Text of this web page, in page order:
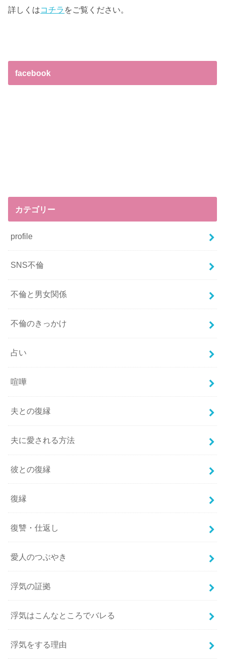
詳しくはコチラ をご覧ください。
facebook
カテゴリー
profile
SNS不倫
不倫と男女関係
不倫のきっかけ
占い
喧嘩
夫との復縁
夫に愛される方法
彼との復縁
復縁
復讐・仕返し
愛人のつぶやき
浮気の証拠
浮気はこんなところでバレる
浮気をする理由